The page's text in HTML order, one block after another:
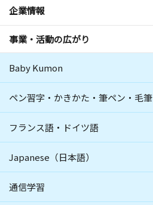
企業情報
事業・活動の広がり
Baby Kumon
ペン習字・かきかた・筆ペン・毛筆
フランス語・ドイツ語
Japanese（日本語）
通信学習